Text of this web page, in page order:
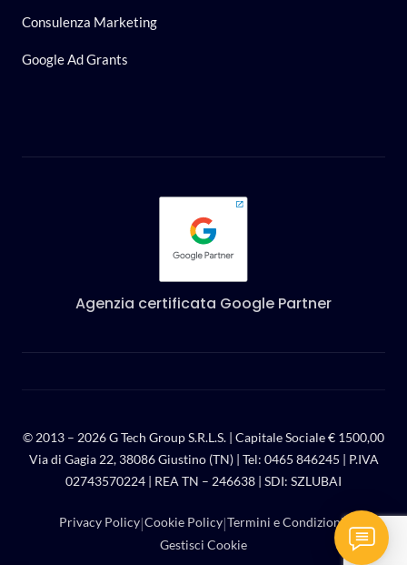
Consulenza Marketing
Google Ad Grants
Agenzia certificata Google Partner
© 2013 – 2026G Tech Group S.R.L.S. | Capitale Sociale € 1500,00
Via di Gagia 22, 38086 Giustino (TN) | Tel: 0465 846245 | P.IVA
02743570224 | REA TN – 246638 | SDI: SZLUBAI
Privacy Policy|Cookie Policy|Termini e Condizioni|
Gestisci Cookie